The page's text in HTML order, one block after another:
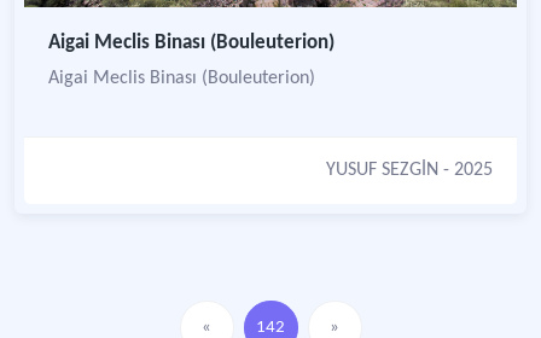
Aigai Meclis Binası (Bouleuterion)
Aigai Meclis Binası (Bouleuterion)
YUSUF SEZGİN - 2025
« 142 »